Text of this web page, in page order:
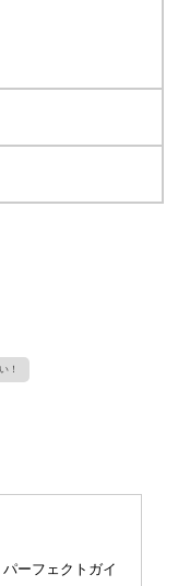
ーフェクトガイ